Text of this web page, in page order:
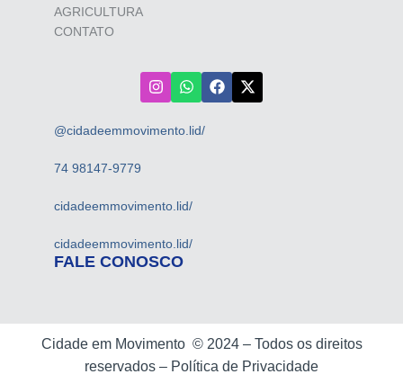
AGRICULTURA
CONTATO
@cidadeemmovimento.lid/
74 98147-9779
cidadeemmovimento.lid/
cidadeemmovimento.lid/
FALE CONOSCO
Cidade em Movimento © 2024 – Todos os direitos
reservados – Política de Privacidade